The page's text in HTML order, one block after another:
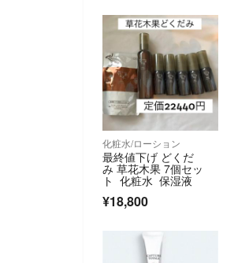
化粧水/ローション
最終値下げ どくだ
み 草花木果 7個セッ
ト 化粧水 保湿液
¥18,800